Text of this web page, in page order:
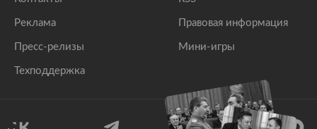
Реклама
Пресс-релизы
Техподдержка
Правовая информация
Мини-игры